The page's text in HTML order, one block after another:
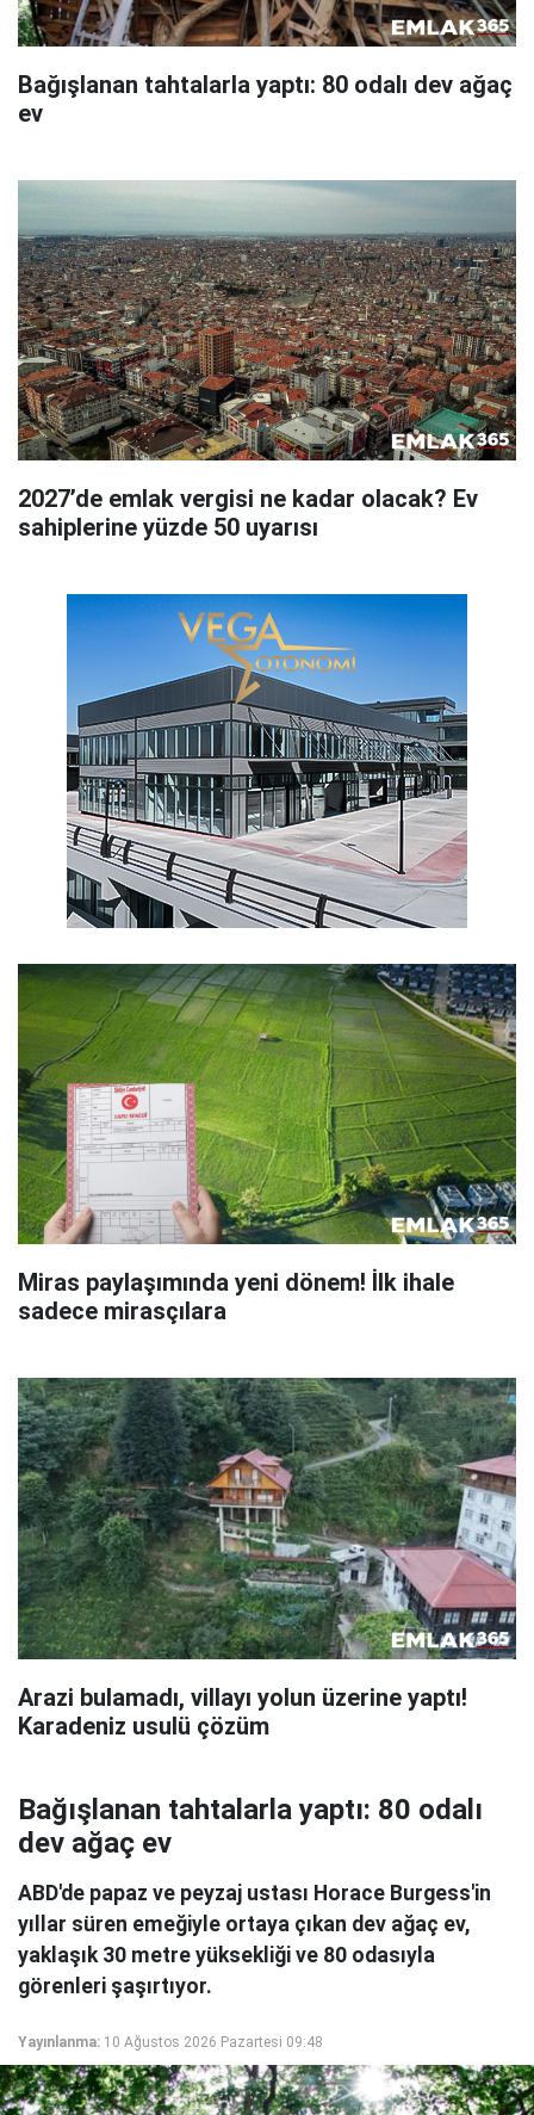
Bağışlanan tahtalarla yaptı: 80 odalı dev ağaç
ev
2027’de emlak vergisi ne kadar olacak? Ev
sahiplerine yüzde 50 uyarısı
Miras paylaşımında yeni dönem! İlk ihale
sadece mirasçılara
Arazi bulamadı, villayı yolun üzerine yaptı!
Karadeniz usulü çözüm
Bağışlanan tahtalarla yaptı: 80 odalı
dev ağaç ev
ABD'de papaz ve peyzaj ustası Horace Burgess'in
yıllar süren emeğiyle ortaya çıkan dev ağaç ev,
yaklaşık 30 metre yüksekliği ve 80 odasıyla
görenleri şaşırtıyor.
Yayınlanma: 10 Ağustos 2026 Pazartesi 09:48